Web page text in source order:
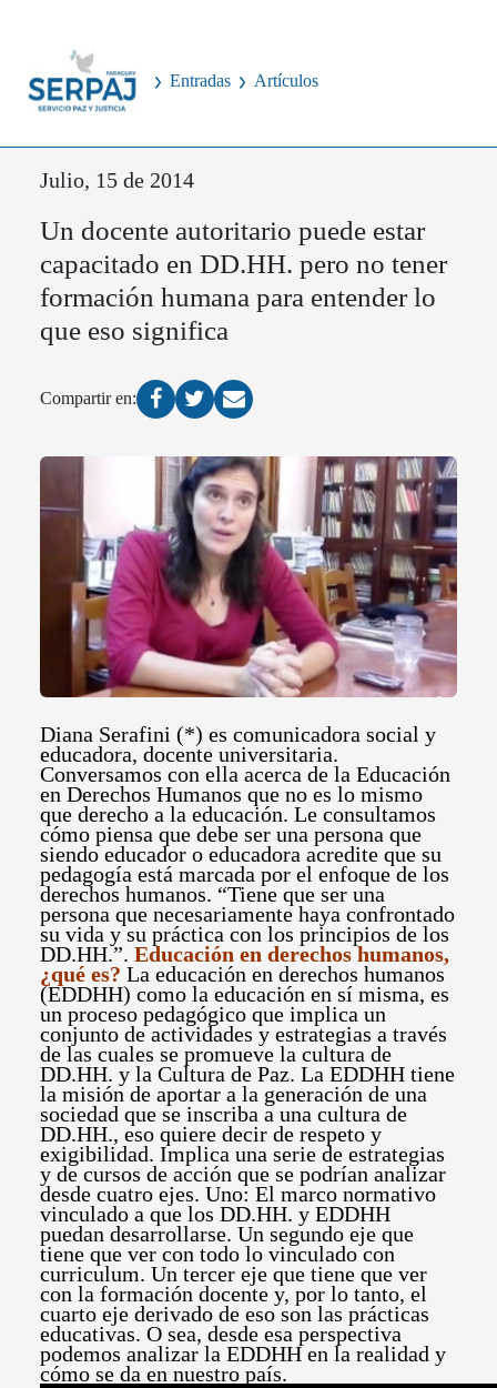
Entradas Artículos
Julio, 15 de 2014
Un docente autoritario puede estar
capacitado en DD.HH. pero no tener
formación humana para entender lo
que eso significa
Compartir en:
Diana Serafini (*) es comunicadora social y
educadora, docente universitaria.
Conversamos con ella acerca de la Educación
en Derechos Humanos que no es lo mismo
que derecho a la educación. Le consultamos
cómo piensa que debe ser una persona que
siendo educador o educadora acredite que su
pedagogía está marcada por el enfoque de los
derechos humanos. “Tiene que ser una
persona que necesariamente haya confrontado
su vida y su práctica con los principios de los
DD.HH.”. Educación en derechos humanos,
¿qué es? La educación en derechos humanos
(EDDHH) como la educación en sí misma, es
un proceso pedagógico que implica un
conjunto de actividades y estrategias a través
de las cuales se promueve la cultura de
DD.HH. y la Cultura de Paz. La EDDHH tiene
la misión de aportar a la generación de una
sociedad que se inscriba a una cultura de
DD.HH., eso quiere decir de respeto y
exigibilidad. Implica una serie de estrategias
y de cursos de acción que se podrían analizar
desde cuatro ejes. Uno: El marco normativo
vinculado a que los DD.HH. y EDDHH
puedan desarrollarse. Un segundo eje que
tiene que ver con todo lo vinculado con
curriculum. Un tercer eje que tiene que ver
con la formación docente y, por lo tanto, el
cuarto eje derivado de eso son las prácticas
educativas. O sea, desde esa perspectiva
podemos analizar la EDDHH en la realidad y
cómo se da en nuestro país.